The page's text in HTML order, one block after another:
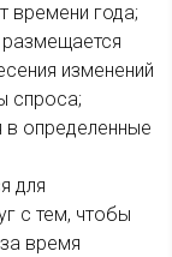
времени года;
изменений
спроса;
в определенные
для
с тем, чтобы
время